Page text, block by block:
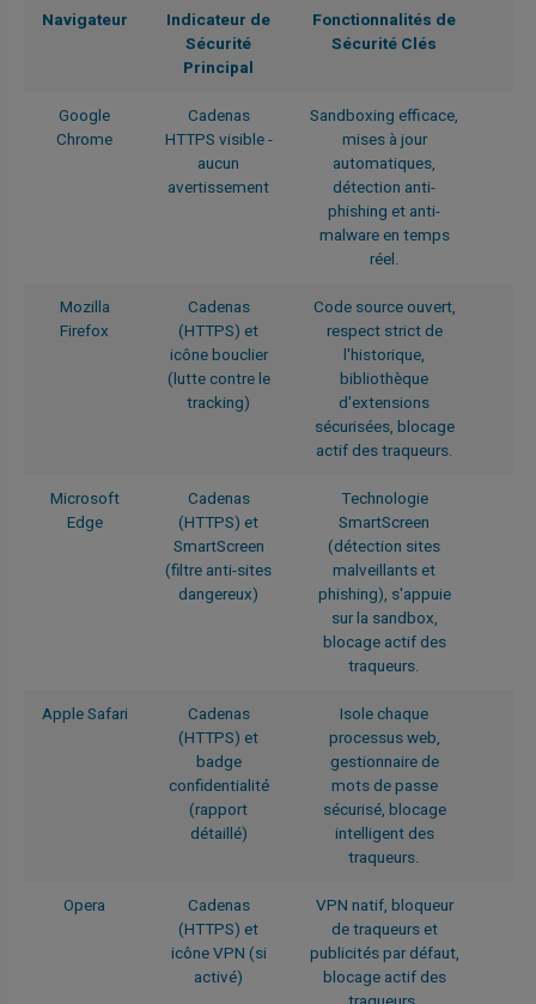
Navigateur
Indicateur de
Sécurité
Principal
Fonctionnalités de
Sécurité Clés
Google
Chrome
Cadenas
HTTPS visible -
aucun
avertissement
Sandboxing efficace,
mises à jour
automatiques,
détection anti-
phishing et anti-
malware en temps
réel.
Mozilla
Firefox
Cadenas
(HTTPS) et
icône bouclier
(lutte contre le
tracking)
Code source ouvert,
respect strict de
l'historique,
bibliothèque
d'extensions
sécurisées, blocage
actif des traqueurs.
Microsoft
Edge
Cadenas
(HTTPS) et
SmartScreen
(filtre anti-sites
dangereux)
Technologie
SmartScreen
(détection sites
malveillants et
phishing), s'appuie
sur la sandbox,
blocage actif des
traqueurs.
Apple Safari
Cadenas
(HTTPS) et
badge
confidentialité
(rapport
détaillé)
Isole chaque
processus web,
gestionnaire de
mots de passe
sécurisé, blocage
intelligent des
traqueurs.
Opera
Cadenas
(HTTPS) et
icône VPN (si
activé)
VPN natif, bloqueur
de traqueurs et
publicités par défaut,
blocage actif des